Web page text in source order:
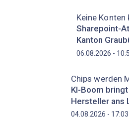
Keine
Sharepoint-
Kanton
06.08.2026 -
Chips werden
KI-Boom
Hersteller ans
04.08.2026 - 17:03